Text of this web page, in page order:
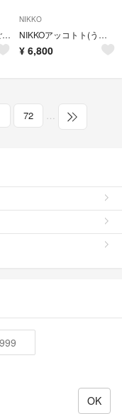
カップ＆ソーサー かご付き
NIKKO
NIKKOアッコトト(うさぎ) ひとりごはん 2皿、フォーク2本 まとめ売り
¥ 6,800
72 …